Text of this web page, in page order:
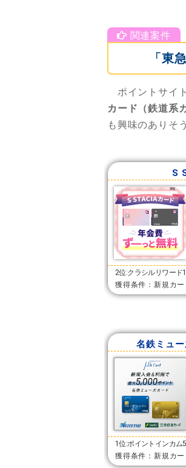
「東
ポイントサイ
カード（鉄道系
も興味のありそ
S
2位:クラシルリワード
獲得条件：新規カ
名鉄ミュ
1位:ポイントインカム
獲得条件：新規カ